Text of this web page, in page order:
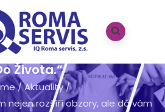
Vám Nejen Rozšíří
Důležité Zkušenosti
Života.“
/Aktuality/
nejen rozšíří obzory, ale dá vám